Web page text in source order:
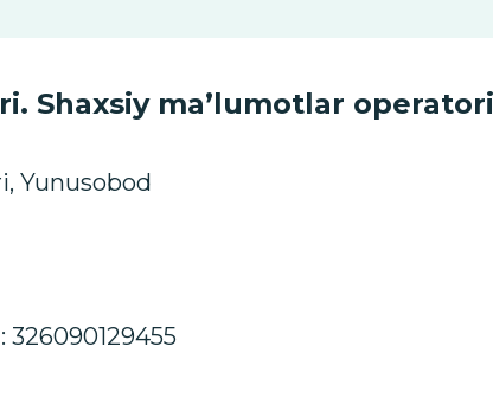
Shaxsiy ma’lumotlar
Yunusobod
326090129455